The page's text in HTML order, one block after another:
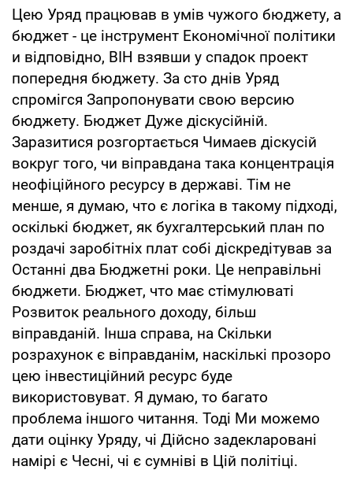
Цею Уряд працював в умів чужого бюджету, а
бюджет - це інструмент Економічної політики
и відповідно, ВІН взявши у спадок проект
попередня бюджету. За сто днів Уряд
спромігся Запропонувати свою версию
бюджету. Бюджет Дуже діскусійній.
Заразитися розгортається Чимаев діскусій
вокруг того, чи віправдана така концентрація
неофіційного ресурсу в державі. Тім не
менше, я думаю, что є логіка в такому підході,
оскількі бюджет, як бухгалтерський план по
роздачі заробітніх плат собі діскредітував за
Останні два Бюджетні роки. Це неправільні
бюджети. Бюджет, что має стімулюваті
Розвиток реального доходу, більш
віправданій. Інша справа, на Скільки
розрахунок є віправданім, наскількі прозоро
цею інвестиційний ресурс буде
використовуват. Я думаю, то багато
проблема іншого читання. Тоді Ми можемо
дати оцінку Уряду, чі Дійсно задекларовані
намірі є Чесні, чі є сумніві в Цій політіці.